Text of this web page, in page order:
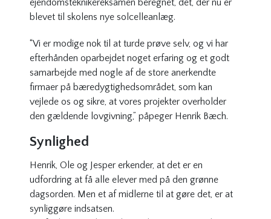
ejendomsteknikereksamen beregnet, det, der nu er
blevet til skolens nye solcelleanlæg.
“Vi er modige nok til at turde prøve selv, og vi har
efterhånden oparbejdet noget erfaring og et godt
samarbejde med nogle af de store anerkendte
firmaer på bæredygtighedsområdet, som kan
vejlede os og sikre, at vores projekter overholder
den gældende lovgivning,” påpeger Henrik Bæch.
Synlighed
Henrik, Ole og Jesper erkender, at det er en
udfordring at få alle elever med på den grønne
dagsorden. Men et af midlerne til at gøre det, er at
synliggøre indsatsen.